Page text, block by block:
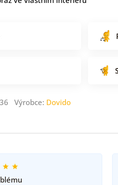
Výrobce: Dovido